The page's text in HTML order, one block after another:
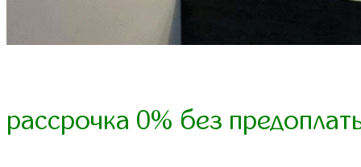
рассрочка 0% без